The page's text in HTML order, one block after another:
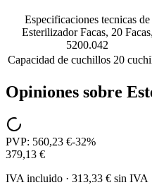
Especificaciones tecnicas de
Esterilizador Facas, 20 Facas,
5200.042
Capacidad de cuchillos 20
Opiniones sobre
PVP: 560,23 €-32%
379,13 €
IVA incluido · 313,33 € sin IVA